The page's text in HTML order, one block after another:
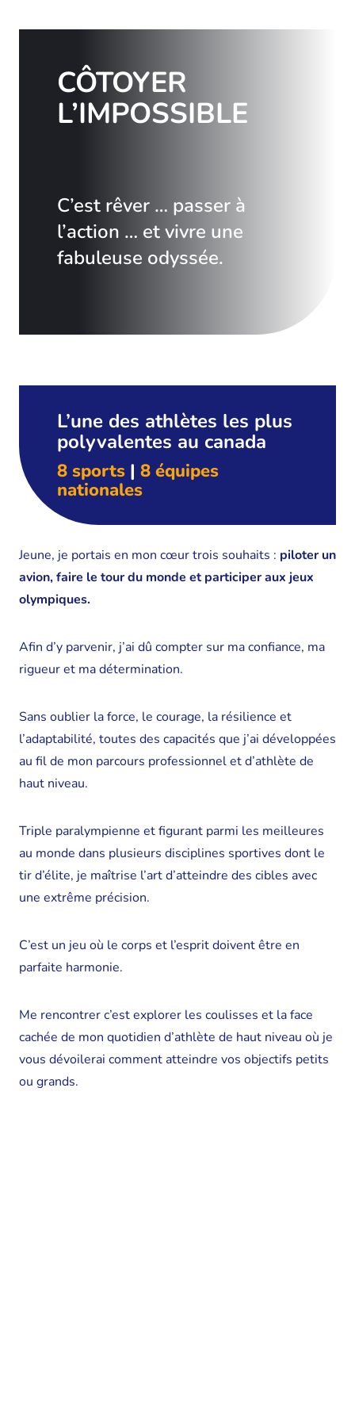
CÔTOYER
L’IMPOSSIBLE
C’est rêver … passer à
l’action … et vivre une
fabuleuse odyssée.
L’une des athlètes les plus
polyvalentes au canada
8 sports | 8 équipes
nationales
Jeune, je portais en mon cœur trois souhaits : piloter un
avion, faire le tour du monde et participer aux jeux
olympiques.
Afin d’y parvenir, j’ai dû compter sur ma confiance, ma
rigueur et ma détermination.
Sans oublier la force, le courage, la résilience et
l’adaptabilité, toutes des capacités que j’ai développées
au fil de mon parcours professionnel et d’athlète de
haut niveau.
Triple paralympienne et figurant parmi les meilleures
au monde dans plusieurs disciplines sportives dont le
tir d’élite, je maîtrise l’art d’atteindre des cibles avec
une extrême précision.
C’est un jeu où le corps et l’esprit doivent être en
parfaite harmonie.
Me rencontrer c’est explorer les coulisses et la face
cachée de mon quotidien d’athlète de haut niveau où je
vous dévoilerai comment atteindre vos objectifs petits
ou grands.